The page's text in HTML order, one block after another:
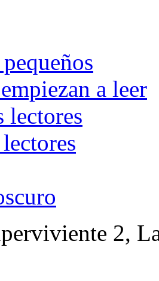
a leer
lectores
2,